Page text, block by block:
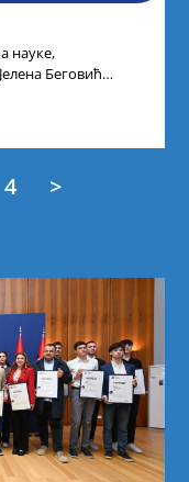
науке,
Беговић
4 >